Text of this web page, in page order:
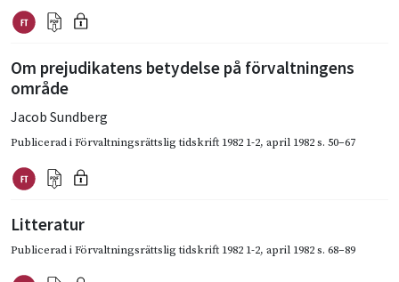
Om prejudikatens betydelse på förvaltningens
område
Jacob Sundberg
Publicerad iFörvaltningsrättslig tidskrift 1982 1-2, april 1982s. 50–67
Litteratur
Publicerad iFörvaltningsrättslig tidskrift 1982 1-2, april 1982s. 68–89